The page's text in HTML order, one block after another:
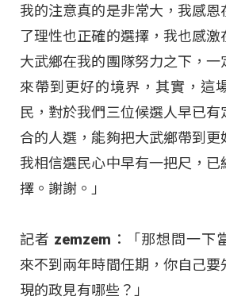
我的注意真的是非常大，我感
了理性也正確的選擇，我也感激
大武鄉在我的團隊努力之下，一
來帶到更好的境界，其實，這
民，對於我們三位候選人早已
合的人選，能夠把大武鄉帶到更
我相信選民心中早有一把尺，已
擇。謝謝。」
記者 zemzem：「那想問一下
來不到兩年時間任期，你自己
現的政見有哪些？」